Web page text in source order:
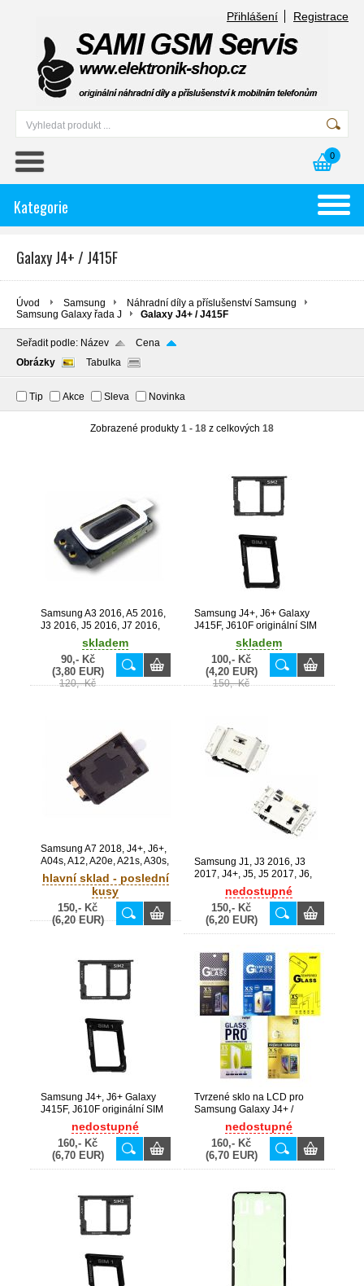
Přihlášení Registrace
0
Kategorie
Galaxy J4+ / J415F
Úvod Samsung
Náhradní díly a příslušenství Samsung
Samsung Galaxy řada J
Galaxy J4+ / J415F
Seřadit podle: Název
Cena
Obrázky
Tabulka
Tip Akce Sleva Novinka
Zobrazené produkty 1 - 18 z celkových 18
Samsung A3 2016, A5 2016,
J3 2016, J5 2016, J7 2016,
J4+, A30s, A40, A50, A51,
A70, A71, M30s Galaxy
A310F, A510F, J320F, J510F,
J710F, J415F, A307F, A405F,
A505F, A515F, A705F, A715F,
skladem
90,- Kč
(3,80 EUR)
120,- Kč
Samsung J4+, J6+ Galaxy
J415F, J610F originální SIM
+ SD držák Black / černý
(Service Pack) - GH64-
07065A + GH64-07066A
skladem
100,- Kč
(4,20 EUR)
150,- Kč
Samsung A7 2018, J4+, J6+,
A04s, A12, A20e, A21s, A30s,
A40, A41, A50, M21, M31
Galaxy A750F, J415F, J610F,
A47F, A125F, A202F, A217F,
A307F, A405F, A415F, A505F,
M215F, M315F originální
hlavní sklad - poslední
kusy
150,- Kč
(6,20 EUR)
Samsung J1, J3 2016, J3
2017, J4+, J5, J5 2017, J6,
J6+, A8 2018 / A600F Galaxy
J100H, J320F, J330F, J415F,
J500F, J530F, J600F, J610F,
A600F originální USB
konektor - 3722-003954
nedostupné
150,- Kč
(6,20 EUR)
Samsung J4+, J6+ Galaxy
J415F, J610F originální SIM
+ SD držák Red / červený
(Service Pack) - GH64-
07065B + GH64-07066B
nedostupné
160,- Kč
(6,70 EUR)
Tvrzené sklo na LCD pro
Samsung Galaxy J4+ /
J415F, J6+ / J610F
nedostupné
160,- Kč
(6,70 EUR)